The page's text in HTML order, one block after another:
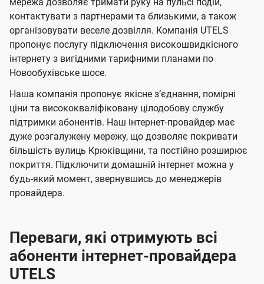
п
а
н
і
U
t
e
l
s
е
л
е
б
а
ч
е
н
н
я
н
н
я
м
е
л
е
б
ч
е
н
н
я
н
н
я
м
контактувати з партнерами та близькими, а також
організовувати веселе дозвілля. Компанія UTELS
пропонує послугу підключення високошвидкісного
інтернету з вигідними тарифними планами по
Новообухівське шосе.
Наша компанія пропонує якісне зʼєднання, помірні
ціни та висококваліфіковану цілодобову службу
підтримки абонентів. Наш інтернет-провайдер має
дуже розгалужену мережу, що дозволяє покривати
більшість вулиць Крюківщини, та постійно розширює
покриття. Підключити домашній інтернет можна у
будь-який момент, звернувшись до менеджерів
провайдера.
Переваги, які отримують всі
абоненти інтернет-провайдера
UTELS